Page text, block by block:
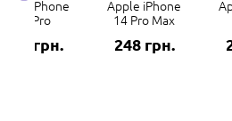
iPhone
14 Pro
248 грн.
Apple iPhone
14 Pro Max
248 грн.